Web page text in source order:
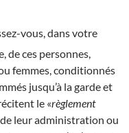
vous, dans votre
de ces personnes,
femmes, conditionnés
jusqu’à la garde et
le «règlement
de leur administration ou